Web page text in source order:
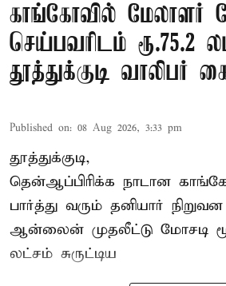
காங்கோவில் மேலாளர்
செய்பவரிடம் ரூ.75.2
தூத்துக்குடி வாலிபர்
Published on: 08 Aug 2026, 3:33 pm
தூத்துக்குடி,
தென்ஆப்பிரிக்க நாடான
பார்த்து வரும் தனியார்
ஆன்லைன் முதலீட்டு மோசடி
லட்சம் சுருட்டிய